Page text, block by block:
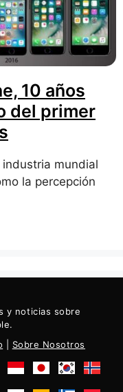
10 años
del primer
mundial
la percepción
y noticias sobre
Sobre Nosotros